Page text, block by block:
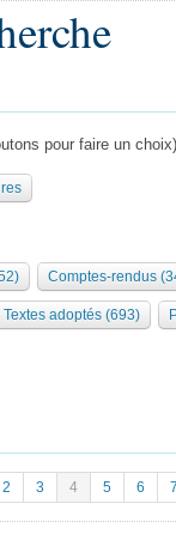
Bureau Collège des
)
pour faire un choix)
Comptes-rendus
Textes adoptés (693)
2 3 4 5 6